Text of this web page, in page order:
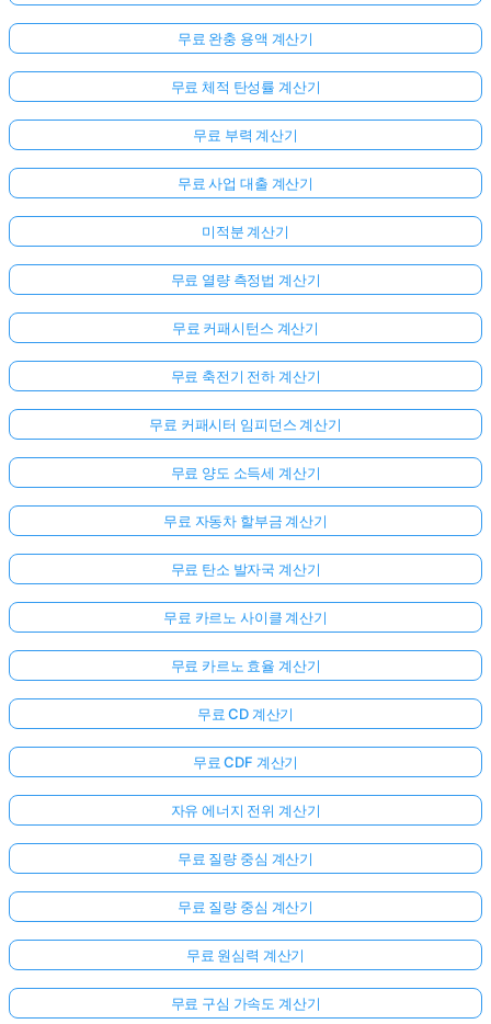
무료 완충 용액 계산기
무료 체적 탄성률 계산기
무료 부력 계산기
무료 사업 대출 계산기
미적분 계산기
무료 열량 측정법 계산기
무료 커패시턴스 계산기
무료 축전기 전하 계산기
무료 커패시터 임피던스 계산기
무료 양도 소득세 계산기
무료 자동차 할부금 계산기
무료 탄소 발자국 계산기
무료 카르노 사이클 계산기
무료 카르노 효율 계산기
무료 CD 계산기
무료 CDF 계산기
자유 에너지 전위 계산기
무료 질량 중심 계산기
무료 질량 중심 계산기
무료 원심력 계산기
무료 구심 가속도 계산기